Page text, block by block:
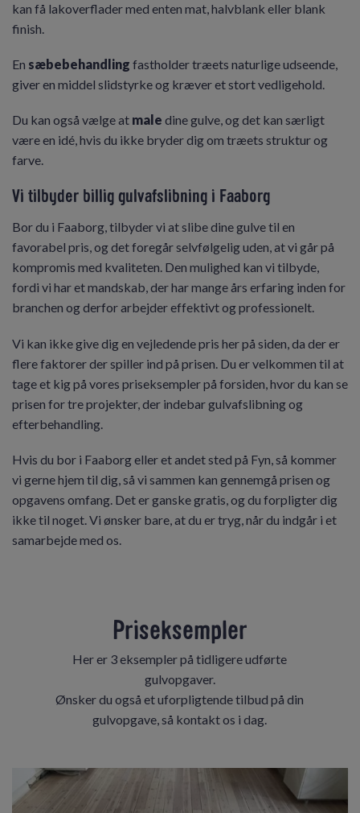
kan få lakoverflader med enten mat, halvblank eller blank
finish.
En sæbebehandling fastholder træets naturlige udseende,
giver en middel slidstyrke og kræver et stort vedligehold.
Du kan også vælge at male dine gulve, og det kan særligt
være en idé, hvis du ikke bryder dig om træets struktur og
farve.
Vi tilbyder billig gulvafslibning i Faaborg
Bor du i Faaborg, tilbyder vi at slibe dine gulve til en
favorabel pris, og det foregår selvfølgelig uden, at vi går på
kompromis med kvaliteten. Den mulighed kan vi tilbyde,
fordi vi har et mandskab, der har mange års erfaring inden for
branchen og derfor arbejder effektivt og professionelt.
Vi kan ikke give dig en vejledende pris her på siden, da der er
flere faktorer der spiller ind på prisen. Du er velkommen til at
tage et kig på vores priseksempler på forsiden, hvor du kan se
prisen for tre projekter, der indebar gulvafslibning og
efterbehandling.
Hvis du bor i Faaborg eller et andet sted på Fyn, så kommer
vi gerne hjem til dig, så vi sammen kan gennemgå prisen og
opgavens omfang. Det er ganske gratis, og du forpligter dig
ikke til noget. Vi ønsker bare, at du er tryg, når du indgår i et
samarbejde med os.
Priseksempler
Her er 3 eksempler på tidligere udførte
gulvopgaver.
Ønsker du også et uforpligtende tilbud på din
gulvopgave, så kontakt os i dag.